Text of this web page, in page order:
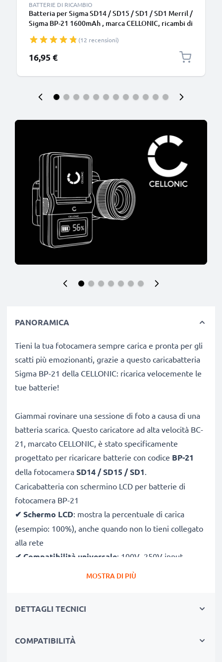
BATTERIE DI RICAMBIO
Batteria per Sigma SD14 / SD15 / SD1 / SD1 Merril /
Sigma BP-21 1600mAh , marca CELLONIC, ricambi di
videocamere
(12 recensioni)
16,95 €
PANORAMICA
Tieni la tua fotocamera sempre carica e pronta per gli
scatti più emozionanti, grazie a questo caricabatteria
Sigma BP-21 della CELLONIC: ricarica velocemente le
tue batterie!
Giammai rovinare una sessione di foto a causa di una
batteria scarica. Questo caricatore ad alta velocità BC-
21, marcato CELLONIC, è stato specificamente
progettato per ricaricare batterie con codice BP-21
della fotocamera SD14 / SD15 / SD1.
Caricabatteria con schermino LCD per batterie di
fotocamera BP-21
✔ Schermo LCD: mostra la percentuale di carica
(esempio: 100%), anche quando non lo tieni collegato
alla rete
✔ Compatibilità universale: 100V–250V input
flessibile, utilizzabile ovunque, in Italia, Europa o fuori
aumenta la durata della batteria incrementando la
✔Sicurezza certificato
MOSTRA DI PIÙ
DETTAGLI TECNICI
COMPATIBILITÀ